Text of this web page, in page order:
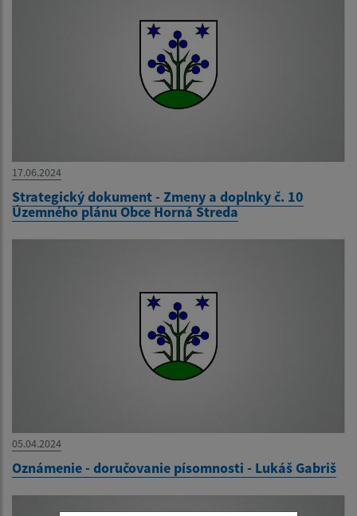
17.06.2024
Strategický dokument - Zmeny a doplnky č. 10
Územného plánu Obce Horná Streda
05.04.2024
Oznámenie - doručovanie písomnosti - Lukáš Gabriš